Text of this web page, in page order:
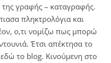
γραφής – καταγραφής.
πληκτρολόγια και
ο,τι νομίζω πως μπορώ
Έτσι απέκτησα το
το blog. Κινούμενη στο